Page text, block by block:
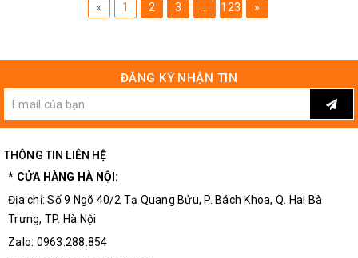
« 1 2 3 123 »
ĐĂNG KÝ NHẬN TIN
THÔNG TIN LIÊN HỆ
* CỬA HÀNG HÀ NỘI:
Địa chỉ: Số 9 Ngõ 40/2 Tạ Quang Bửu, P. Bách Khoa, Q. Hai Bà
Trưng, TP. Hà Nội
Zalo: 0963.288.854